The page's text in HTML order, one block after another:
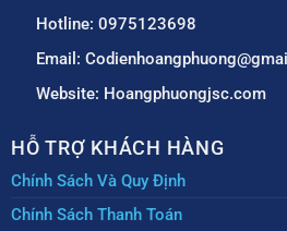
Hotline: 0975123698
Email:
Website: Hoangphuongjsc.com
HỖ TRỢ KHÁCH HÀNG
Chính Sách Và Quy Định
Chính Sách Thanh Toán